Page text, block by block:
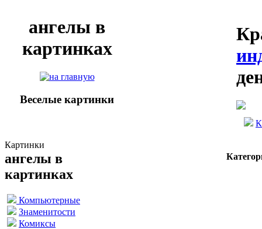
ангелы в
картинках
Веселые картинки
Картинки
ангелы в
картинках
Компьютерные
Знаменитости
Комиксы